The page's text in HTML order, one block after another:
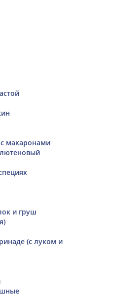
макаронами
и груш
(с луком и